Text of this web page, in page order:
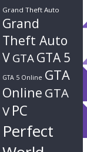
Grand Theft Auto
Grand
Theft Auto
VGTAGTA 5
GTA 5 Online GTA
Online GTA
V PC
Perfect